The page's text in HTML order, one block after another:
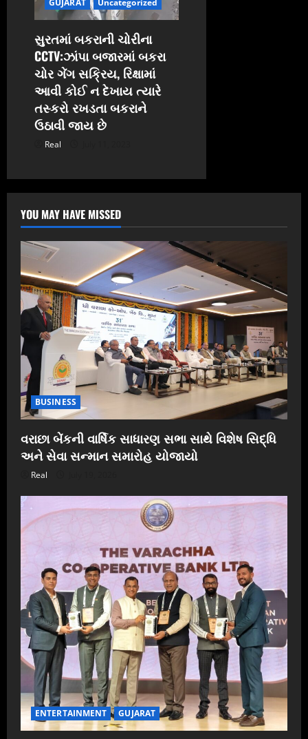
GUJARAT Uncategorized
સુરતમાં બકરાની ચોરીના
CCTV:ઝાંપા બજારમાં બકરા
ચોર ગેંગ સક્રિય, રિક્ષામાં
આવી કોઈ ન દેખાય ત્યારે
તસ્કરો રખડતા બકરાને
ઉઠાવી જાય છે
Real
YOU MAY HAVE MISSED
BUSINESS
વરાછા બેંકની વાર્ષિક સાધારણ સભા સાથે વિશેષ સિદ્ધિ
અને સેવા સન્માન સમારોહ યોજાયો
Real
ENTERTAINMENT GUJARAT